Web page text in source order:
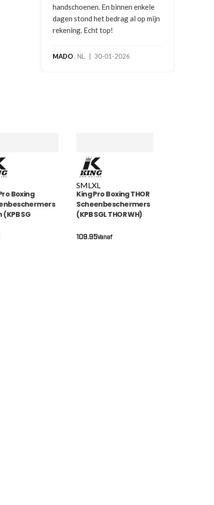
Boxing
SG
SMLXL
King Pro Boxing THOR
Scheenbeschermers
(KPB SGL THOR WH)
Vanaf
109.95